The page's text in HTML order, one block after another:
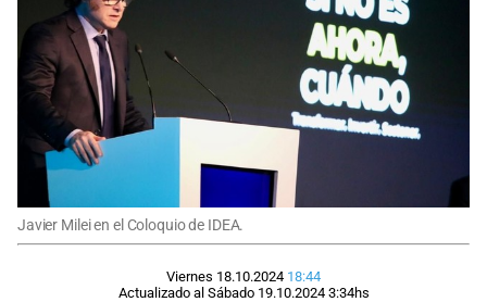
Javier Milei en el Coloquio de IDEA.
Viernes 18.10.2024 18:44
Actualizado al Sábado 19.10.2024 3:34hs